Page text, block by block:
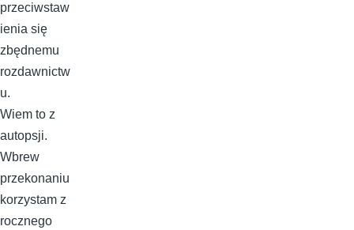
przeciwstaw
ienia się
zbędnemu
rozdawnictw
u.
Wiem to z
autopsji.
Wbrew
przekonaniu
korzystam z
rocznego